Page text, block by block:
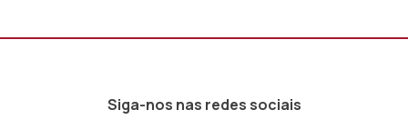
Siga-nos nas redes sociais